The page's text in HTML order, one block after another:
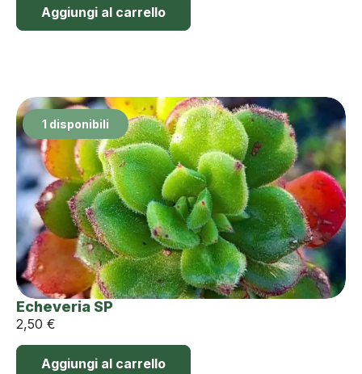
Aggiungi al carrello
1 disponibili
Echeveria SP
2,50 €
Aggiungi al carrello